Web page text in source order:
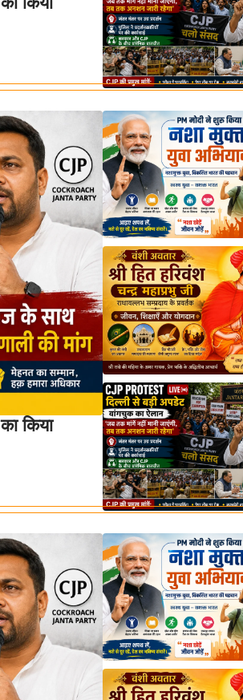
किया